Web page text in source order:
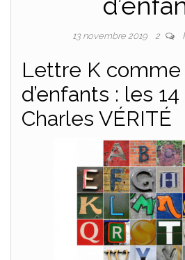
13 novembre 2019 2
Lettre K
d’enfants : les
Charles VÉRITÉ